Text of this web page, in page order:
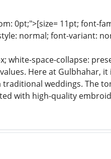
0pt;">[size= 11pt; font-
normal; font-variant:
white-space-collapse:
Here at Gulbhahar,
traditional weddings. The
with high-quality